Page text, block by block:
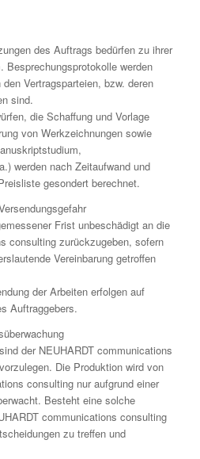
des Auftrags bedürfen zu ihrer
werden
Vertragsparteien, bzw. deren
sind.
die Schaffung und Vorlage
von Werkzeichnungen sowie
werden nach Zeitaufwand und
gesondert berechnet.
Frist unbeschädigt an die
consulting zurückzugeben, sofern
Vereinbarung getroffen
der Arbeiten erfolgen auf
Auftraggebers.
der NEUHARDT communications
Die Produktion wird von
consulting nur aufgrund einer
Besteht eine solche
communications consulting
zu treffen und